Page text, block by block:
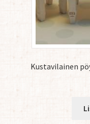
Kustavilainen